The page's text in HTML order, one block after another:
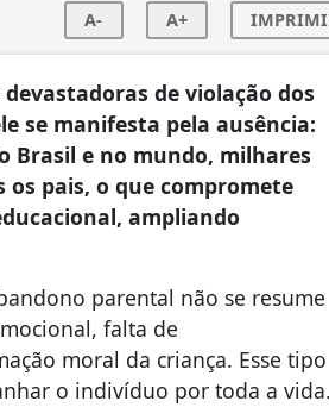
A- A+
de violação dos
se manifesta pela ausência:
Brasil e no mundo, milhares
os pais, o que compromete
ampliando
parental não se resume
falta de
moral da criança. Esse tipo
o indivíduo por toda a vida.